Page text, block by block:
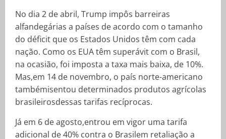
No dia 2 de abril, Trump impôs barreiras
alfandegárias a países de acordo com o tamanho
do déficit que os Estados Unidos têm com cada
nação. Como os EUA têm superávit com o Brasil,
na ocasião, foi imposta a taxa mais baixa, de 10%.
Mas,em 14 de novembro, o país norte-americano
tambémisentou determinados produtos agrícolas
brasileirosdessas tarifas recíprocas.
Já em 6 de agosto,entrou em vigor uma tarifa
adicional de 40% contra o Brasilem retaliação a